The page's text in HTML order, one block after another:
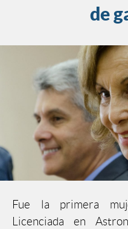
de
Fue la primera
Licenciada en